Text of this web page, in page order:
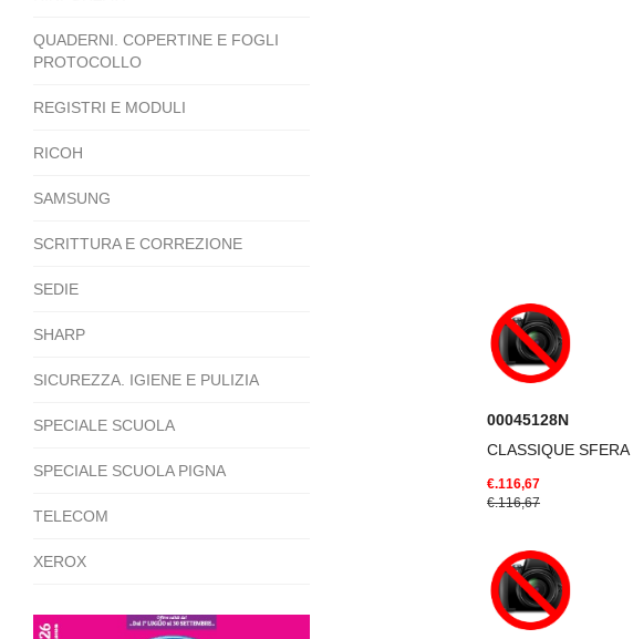
QUADERNI. COPERTINE E FOGLI
PROTOCOLLO
REGISTRI E MODULI
RICOH
SAMSUNG
SCRITTURA E CORREZIONE
SEDIE
SHARP
SICUREZZA. IGIENE E PULIZIA
SPECIALE SCUOLA
SPECIALE SCUOLA PIGNA
TELECOM
XEROX
00045128N
CLASSIQUE
€.116,67
€.116,67